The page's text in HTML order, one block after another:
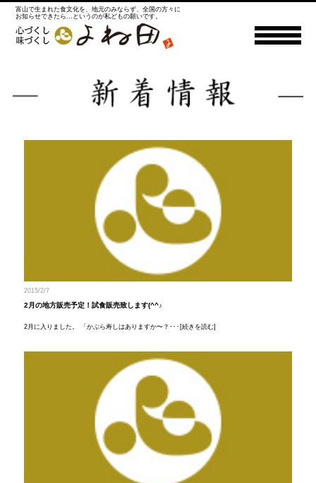
富山で生まれた食文化を、地元のみならず、全国の方々に
お知らせできたら…というのが私どもの願いです。
2015/2/7
2月の地方販売予定！試食販売致します(^^♪
2月に入りました。 「かぶら寿しはありますか〜？･･･[続きを読む]